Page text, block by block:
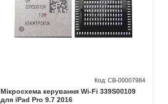
Мікросхема керування Wi-Fi 339S00109
для iPad Pro 9.7 2016
CB-00007984